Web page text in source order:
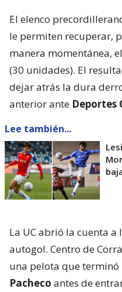
El elenco
le permiten recuperar,
manera momentánea, el
(30 unidades). El
dejar atrás la dura
anterior ante Deportes
Lee también...
La UC abrió la cuenta
autogol. Centro de
una pelota que
Pacheco antes de